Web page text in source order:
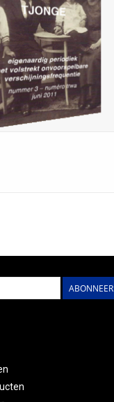
ruim vijfentwintig jaar
een vast abonnement
maakt.
AAN WINKELWAGEN
ABONNEER